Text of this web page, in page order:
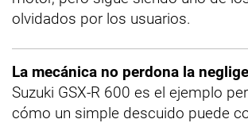
olvidados por los usuarios.
La mecánica no perdona la
Suzuki GSX-R 600 es el ejemplo
cómo un simple descuido puede